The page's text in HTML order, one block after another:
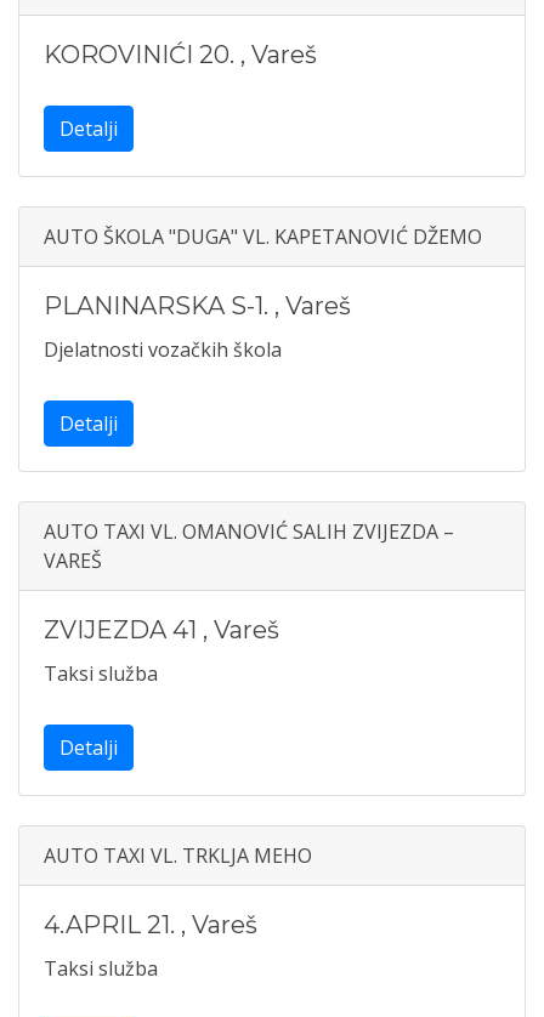
KOROVINIĆI 20. , Vareš
Detalji
AUTO ŠKOLA "DUGA" VL. KAPETANOVIĆ DŽEMO
PLANINARSKA S-1. , Vareš
Djelatnosti vozačkih škola
Detalji
AUTO TAXI VL. OMANOVIĆ SALIH ZVIJEZDA –
VAREŠ
ZVIJEZDA 41 , Vareš
Taksi služba
Detalji
AUTO TAXI VL. TRKLJA MEHO
4.APRIL 21. , Vareš
Taksi služba